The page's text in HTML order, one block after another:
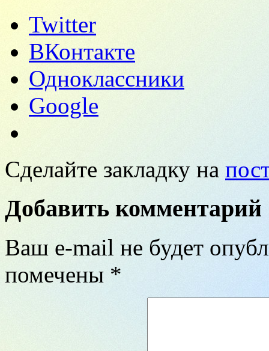
Twitter
ВКонтакте
Одноклассники
Google
Сделайте закладку на
Добавить комментарий
Ваш e-mail не будет
помечены *